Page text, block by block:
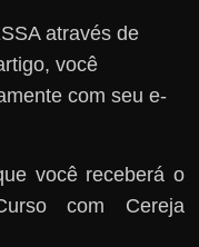
através de
você
com seu e-
você receberá o
com Cereja